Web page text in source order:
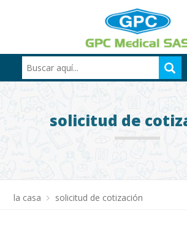
solicitud de
la casa solicitud de cotización